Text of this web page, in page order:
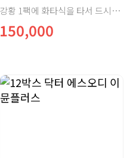
강황 1팩에 화타식을 타서 드시면 건강한 한끼 식사가 됩니다.
150,000